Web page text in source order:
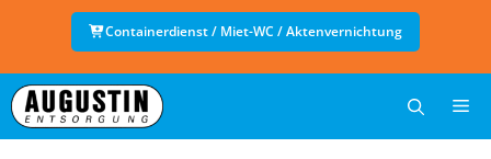
springen
Containerdienst / Miet-WC / Aktenvernichtung